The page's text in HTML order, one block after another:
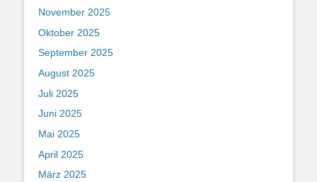
November 2025
Oktober 2025
September 2025
August 2025
Juli 2025
Juni 2025
Mai 2025
April 2025
März 2025